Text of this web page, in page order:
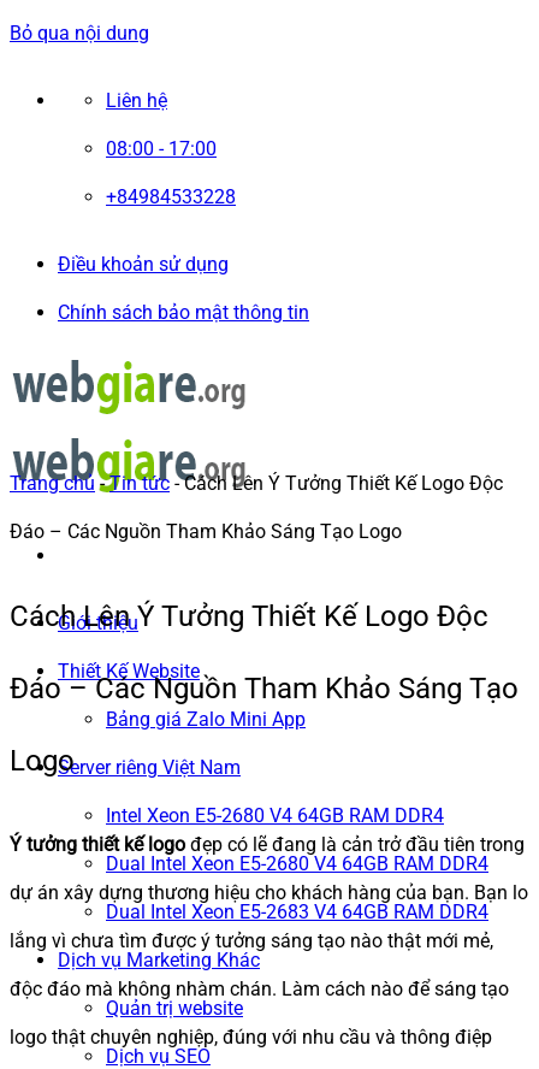
Bỏ qua nội dung
Liên hệ
08:00 - 17:00
+84984533228
Điều khoản sử dụng
Chính sách bảo mật thông tin
Giới thiệu
Thiết Kế Website
Bảng giá Zalo Mini App
Server riêng Việt Nam
Intel Xeon E5-2680 V4 64GB RAM DDR4
Dual Intel Xeon E5-2680 V4 64GB RAM DDR4
Dual Intel Xeon E5-2683 V4 64GB RAM DDR4
Dịch vụ Marketing Khác
Quản trị website
Dịch vụ SEO
Trang chủ -Tin tức -Cách Lên Ý Tưởng Thiết Kế Logo Độc
Đáo – Các Nguồn Tham Khảo Sáng Tạo Logo
Cách Lên Ý Tưởng Thiết Kế Logo Độc
Đáo – Các Nguồn Tham Khảo Sáng Tạo
Logo
Ý tưởng thiết kế logo đẹp có lẽ đang là cản trở đầu tiên trong
dự án xây dựng thương hiệu cho khách hàng của bạn. Bạn lo
lắng vì chưa tìm được ý tưởng sáng tạo nào thật mới mẻ,
độc đáo mà không nhàm chán. Làm cách nào để sáng tạo
logo thật chuyên nghiệp, đúng với nhu cầu và thông điệp